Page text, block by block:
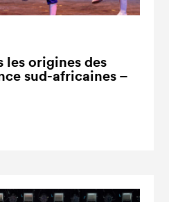
les origines des
sud-africaines –